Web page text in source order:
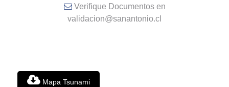
Verifique Documentos en
validacion@sanantonio.cl
Mapa Tsunami